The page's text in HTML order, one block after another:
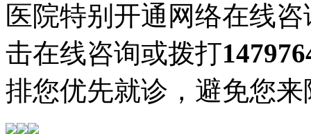
医院特别开通网络在线
击在线咨询或拨打
排您优先就诊，避免您